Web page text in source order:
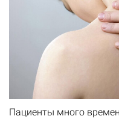
Пациенты много